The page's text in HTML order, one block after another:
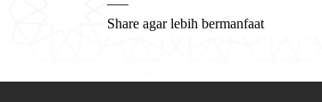
Share agar lebih bermanfaat